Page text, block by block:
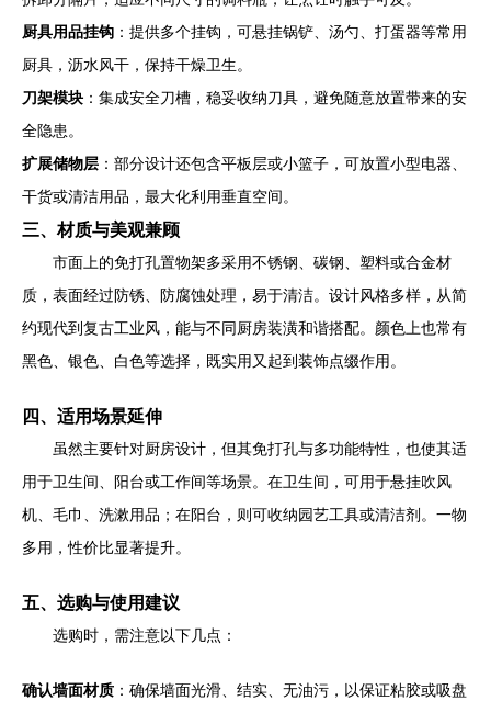
厨具用品挂钩 ：提供多个挂钩，可悬挂锅铲、汤勺、打蛋器等常用
厨具，沥水风干，保持干燥卫生。
刀架模块 ：集成安全刀槽，稳妥收纳刀具，避免随意放置带来的安
全隐患。
扩展储物层 ：部分设计还包含平板层或小篮子，可放置小型电器、
干货或清洁用品，最大化利用垂直空间。
三、材质与美观兼顾
市面上的免打孔置物架多采用不锈钢、碳钢、塑料或合金材
质，表面经过防锈、防腐蚀处理，易于清洁。设计风格多样，从简
约现代到复古工业风，能与不同厨房装潢和谐搭配。颜色上也常有
黑色、银色、白色等选择，既实用又起到装饰点缀作用。
四、适用场景延伸
虽然主要针对厨房设计，但其免打孔与多功能特性，也使其适
用于卫生间、阳台或工作间等场景。在卫生间，可用于悬挂吹风
机、毛巾、洗漱用品；在阳台，则可收纳园艺工具或清洁剂。一物
多用，性价比显著提升。
五、选购与使用建议
选购时，需注意以下几点：
确认墙面材质 ：确保墙面光滑、结实、无油污，以保证粘胶或吸盘